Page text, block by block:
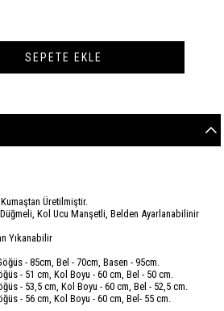
Üretilmiştir.
Kol Ucu Manşetli, Belden Ayarlanabilinir
Yıkanabilir
- 85cm, Bel - 70cm, Basen - 95cm.
- 51 cm, Kol Boyu - 60 cm, Bel - 50 cm.
- 53,5 cm, Kol Boyu - 60 cm, Bel - 52,5 cm.
- 56 cm, Kol Boyu - 60 cm, Bel- 55 cm.